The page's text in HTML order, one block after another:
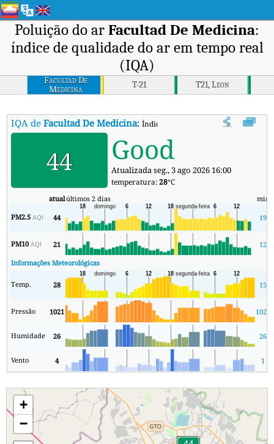
Poluição do ar Facultad De Medicina:
índice de qualidade do ar em tempo real
(IQA)
Facultad De
Medicina
T-21 T21, Leon
IQA deFacultad De Medicina:Índice de Qualidade do Ar (IQA) em
44 Good
Atualizada seg., 3 ago 2026 16:00
temperatura:28°C
atualúltimos 2 dias min
PM2.5AQI 44 19
PM10AQI 21
12
Informações Meteorológicas
Temp. 28 15
Pressão 1021 1021
Humidade 26 26
Vento 4 1
+
−